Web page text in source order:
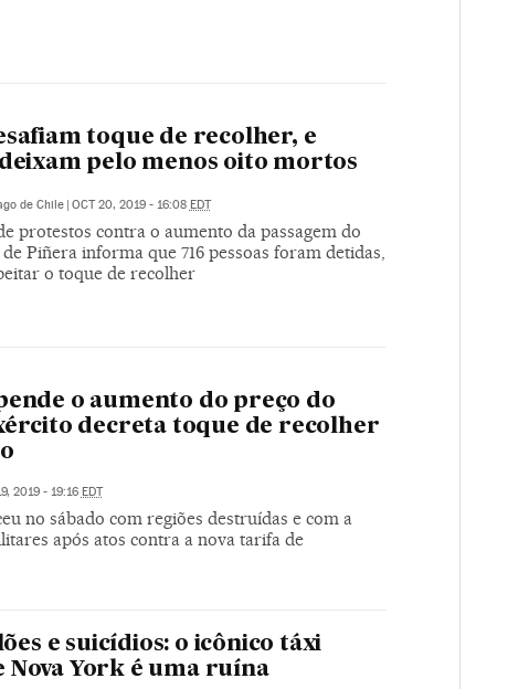
toque de recolher, e
pelo menos oito mortos
de Chile OCT 20, 2019 - 16:08 EDT
protestos contra o aumento da passagem do
Piñera informa que 716 pessoas foram detidas,
o toque de recolher
o aumento do preço do
decreta toque de recolher
2019 - 19:16 EDT
no sábado com regiões destruídas e com a
após atos contra a nova tarifa de
e suicídios: o icônico táxi
Nova York é uma ruína